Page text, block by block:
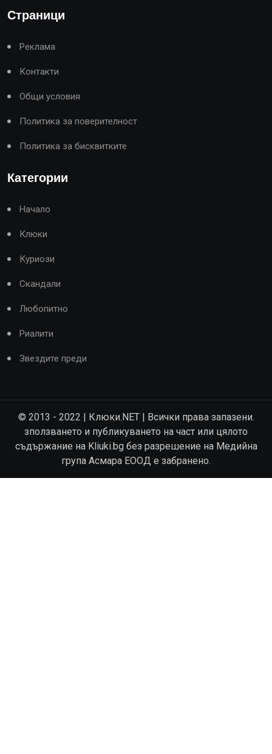
Страници
Реклама
Контакти
Общи условия
Политика за поверителност
Политика за бисквитките
Категории
Начало
Клюки
Куриози
Скандали
Любопитно
Риалити
Звездите преди
© 2013 - 2022 | Клюки.NET | Всички права запазени.
зползването и публикуването на част или цялото
съдържание на Kliuki.bg без разрешение на Медийна
група Асмара ЕООД е забранено.